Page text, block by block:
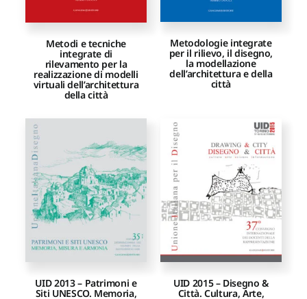
Metodi e tecniche
integrate di
rilevamento per la
realizzazione di modelli
virtuali dell’architettura
della città
Metodologie integrate
per il rilievo, il disegno,
la modellazione
dell’architettura e della
città
UID 2013 – Patrimoni e
Siti UNESCO. Memoria,
UID 2015 – Disegno &
Città. Cultura, Arte,